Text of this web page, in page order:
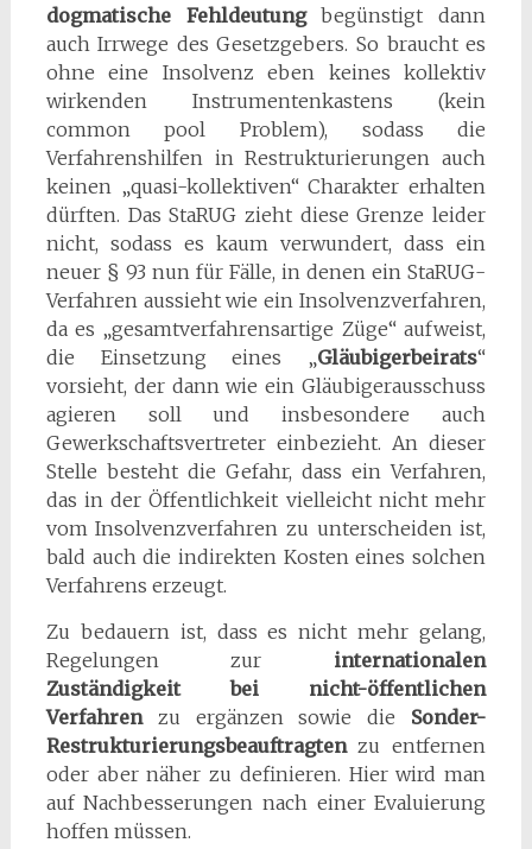
dogmatische Fehldeutungbegünstigt dann
auch Irrwege des Gesetzgebers. So braucht es
ohne eine Insolvenz eben keines kollektiv
wirkenden Instrumentenkastens (kein
common pool Problem), sodass die
Verfahrenshilfen in Restrukturierungen auch
keinen „quasi-kollektiven“ Charakter erhalten
dürften. Das StaRUG zieht diese Grenze leider
nicht, sodass es kaum verwundert, dass ein
neuer § 93 nun für Fälle, in denen ein StaRUG-
Verfahren aussieht wie ein Insolvenzverfahren,
da es „gesamtverfahrensartige Züge“ aufweist,
die Einsetzung eines „Gläubigerbeirats“
vorsieht, der dann wie ein Gläubigerausschuss
agieren soll und insbesondere auch
Gewerkschaftsvertreter einbezieht. An dieser
Stelle besteht die Gefahr, dass ein Verfahren,
das in der Öffentlichkeit vielleicht nicht mehr
vom Insolvenzverfahren zu unterscheiden ist,
bald auch die indirekten Kosten eines solchen
Verfahrens erzeugt.
Zu bedauern ist, dass es nicht mehr gelang,
Regelungen zur internationalen
Zuständigkeit bei nicht-öffentlichen
Verfahrenzu ergänzen sowie die Sonder-
Restrukturierungsbeauftragtenzu entfernen
oder aber näher zu definieren. Hier wird man
auf Nachbesserungen nach einer Evaluierung
hoffen müssen.